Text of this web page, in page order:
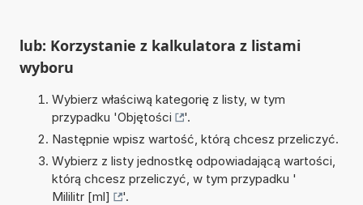
lub: Korzystanie z kalkulatora z listami
wyboru
Wybierz właściwą kategorię z listy, w tym
przypadku 'Objętości
'.
Następnie wpisz wartość, którą chcesz przeliczyć.
Wybierz z listy jednostkę odpowiadającą wartości,
którą chcesz przeliczyć, w tym przypadku '
Mililitr [ml]
'.